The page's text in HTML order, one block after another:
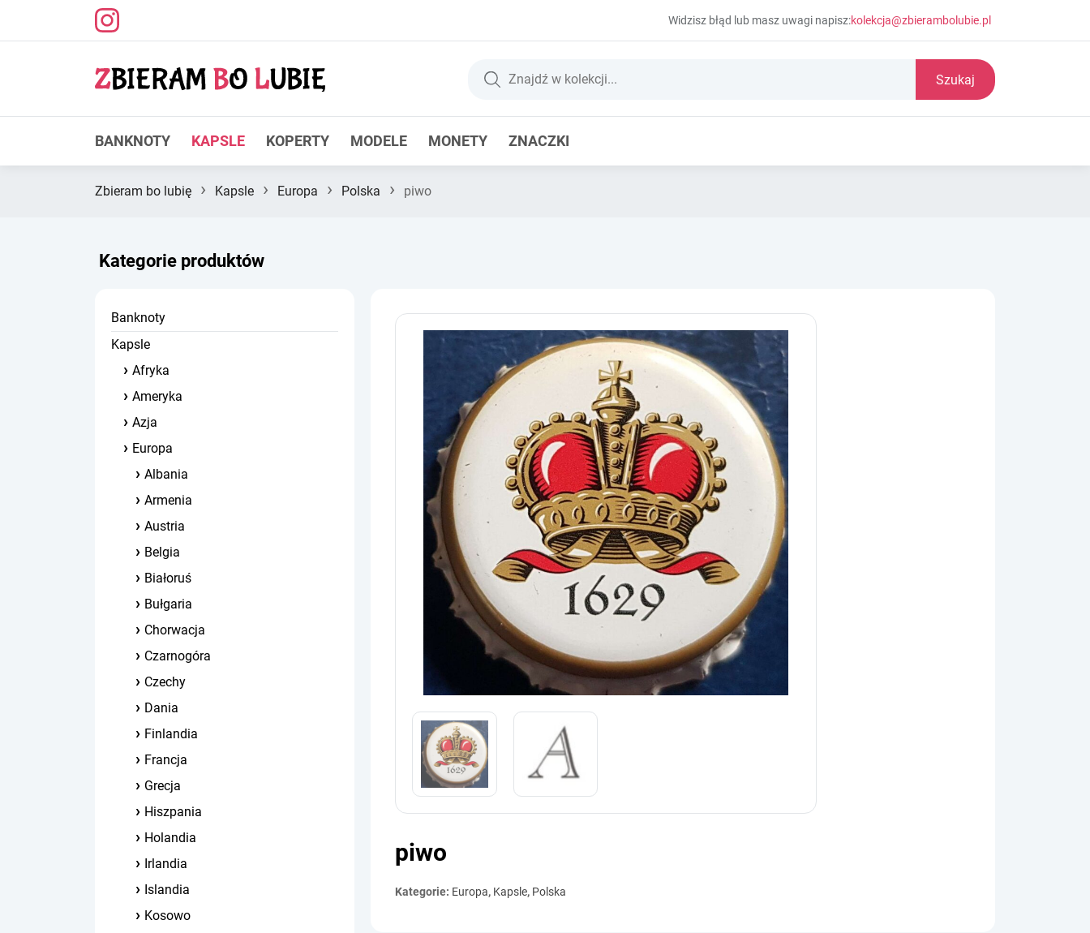
Widzisz błąd lub masz uwagi napisz:kolekcja@zbierambolubie.pl
Szukaj
BANKNOTY KAPSLE KOPERTY MODELE MONETY ZNACZKI
Zbieram bo lubię › Kapsle › Europa › Polska › piwo
Kategorie produktów
Banknoty
Kapsle
Afryka
Ameryka
Azja
Europa
Albania
Armenia
Austria
Belgia
Białoruś
Bułgaria
Chorwacja
Czarnogóra
Czechy
Dania
Finlandia
Francja
Grecja
Hiszpania
Holandia
Irlandia
Islandia
Kosowo
piwo
Kategorie: Europa, Kapsle, Polska